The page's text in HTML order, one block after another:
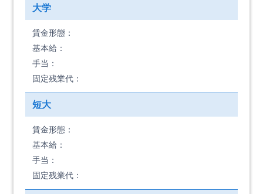
大学
賃金形態：
基本給：
手当：
固定残業代：
短大
賃金形態：
基本給：
手当：
固定残業代：